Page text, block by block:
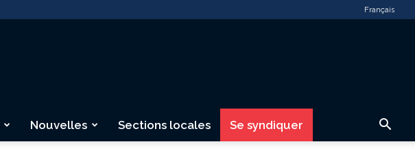
Français
Nouvelles Sections locales Se syndiquer